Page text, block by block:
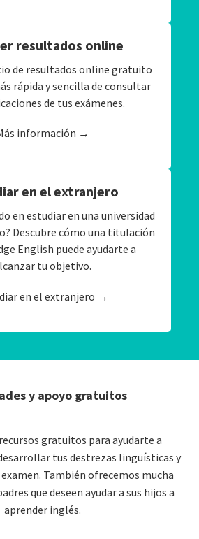
resultados online
de resultados online gratuito
rápida y sencilla de consultar
de tus exámenes.
información →
en el extranjero
en estudiar en una universidad
Descubre cómo una titulación
English puede ayudarte a
tu objetivo.
en el extranjero →
y apoyo gratuitos
gratuitos para ayudarte a
tus destrezas lingüísticas y
También ofrecemos mucha
que deseen ayudar a sus hijos a
aprender inglés.